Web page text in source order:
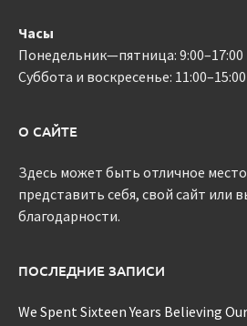
Часы
Понедельник—пятница: 9:00–17:00
Суббота и воскресенье: 11:00–15:00
О САЙТЕ
Здесь может быть отличное
представить себя, свой сайт или
благодарности.
ПОСЛЕДНИЕ ЗАПИСИ
We Spent Sixteen Years Believing